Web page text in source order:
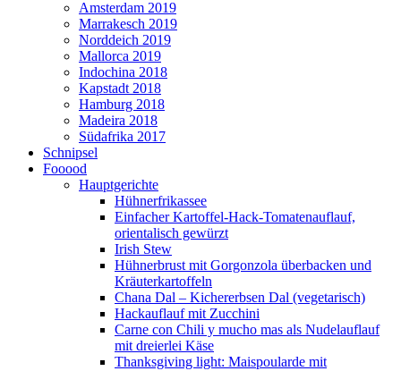
Amsterdam 2019
Marrakesch 2019
Norddeich 2019
Mallorca 2019
Indochina 2018
Kapstadt 2018
Hamburg 2018
Madeira 2018
Südafrika 2017
Schnipsel
Fooood
Hauptgerichte
Hühnerfrikassee
Einfacher Kartoffel-Hack-Tomatenauflauf,
orientalisch gewürzt
Irish Stew
Hühnerbrust mit Gorgonzola überbacken und
Kräuterkartoffeln
Chana Dal – Kichererbsen Dal (vegetarisch)
Hackauflauf mit Zucchini
Carne con Chili y mucho mas als Nudelauflauf
mit dreierlei Käse
Thanksgiving light: Maispoularde mit